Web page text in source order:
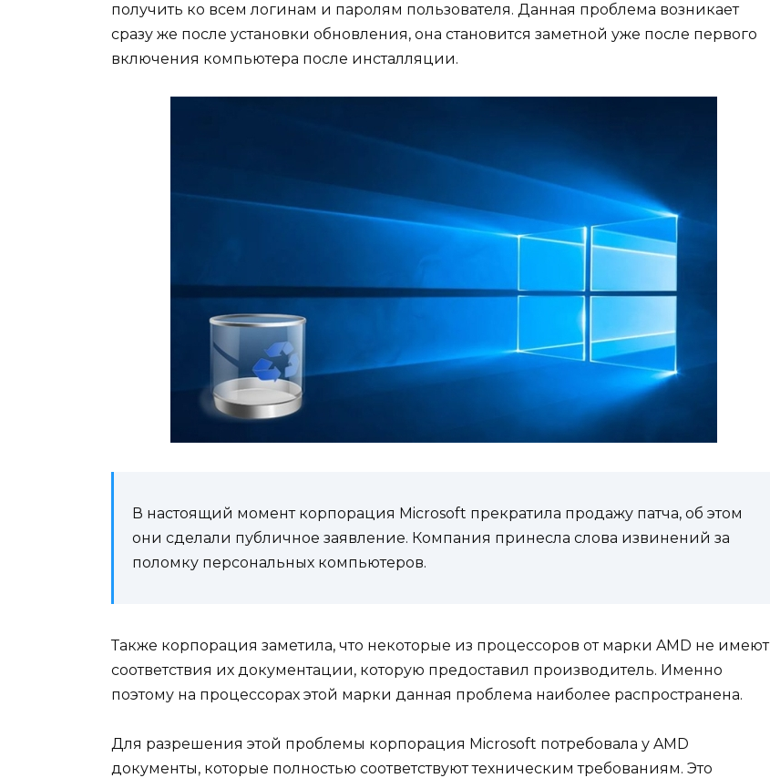
получить ко всем логинам и паролям пользователя. Данная проблема возникает
сразу же после установки обновления, она становится заметной уже после первого
включения компьютера после инсталляции.
В настоящий момент корпорация Microsoft прекратила продажу патча, об этом
они сделали публичное заявление. Компания принесла слова извинений за
поломку персональных компьютеров.
Также корпорация заметила, что некоторые из процессоров от марки AMD не имеют
соответствия их документации, которую предоставил производитель. Именно
поэтому на процессорах этой марки данная проблема наиболее распространена.
Для разрешения этой проблемы корпорация Microsoft потребовала у AMD
документы, которые полностью соответствуют техническим требованиям. Это